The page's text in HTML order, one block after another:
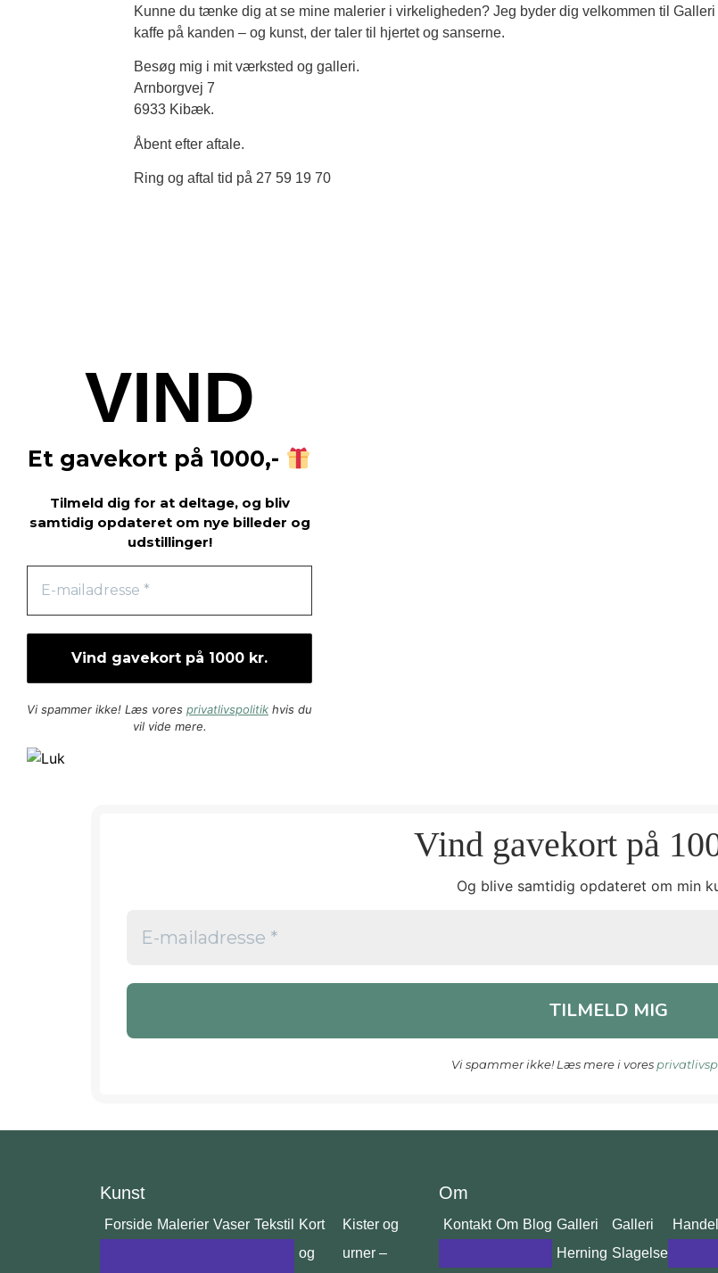
Kunne du tænke dig at se mine malerier i virkeligheden? Jeg byder dig velkommen til
kaffe på kanden – og kunst, der taler til hjertet og sanserne.
Besøg mig i mit værksted og galleri.
Arnborgvej 7
6933 Kibæk.
Åbent efter aftale.
Ring og aftal tid på 27 59 19 70
VIND
Et gavekort på 1000,-
Tilmeld dig for at deltage, og bliv
samtidig opdateret om nye billeder og
udstillinger!
Vi spammer ikke! Læs vores privatlivspolitik hvis du
vil vide mere.
Vind gavekort på
Og blive samtidig opdateret om min
Vi spammer ikke! Læs mere i vores
Kunst
Forside Malerier Vaser Tekstil
Kort
og
Kister og
urner –
Om
Kontakt Om Blog Galleri
Herning
Galleri
Slagelse